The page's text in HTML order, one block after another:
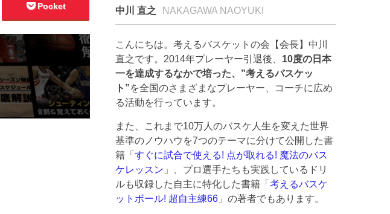
Pocket 中川 直之 NAKAGAWA NAOYUKI
こんにちは。考えるバスケットの会【会長】中川
直之です。2014年プレーヤー引退後、 10度の日本
一を達成するなかで培った、”考えるバスケッ
ト”を全国のさまざまなプレーヤー、コーチに広め
る活動を行っています。
また、これまで10万人のバスケ人生を変えた世界
基準のノウハウを7つのテーマに分けて公開した書
籍「すぐに試合で使える! 点が取れる! 魔法のバス
ケレッスン 」、プロ選手たちも実践しているドリ
ルも収録した自主に特化した書籍「考えるバスケ
ットボール! 超自主練66 」の著者でもあります。